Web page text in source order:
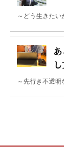
～どう生きた
～先行き不透